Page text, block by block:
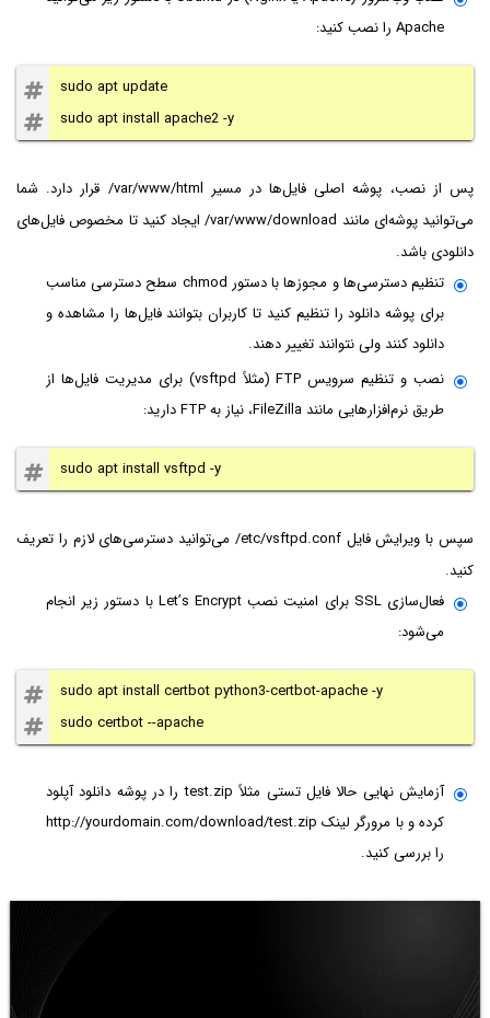
Apache را نصب کنید:
sudo apt update
sudo apt install apache2 -y
پس از نصب، پوشه اصلی فایل‌ها در مسیر /var/www/html قرار دارد. شما
می‌توانید پوشه‌ای مانند /var/www/downloadایجاد کنید تا مخصوص فایل‌های
دانلودی باشد.
تنظیم دسترسی‌ها و مجوزها با دستور chmod سطح دسترسی مناسب
برای پوشه دانلود را تنظیم کنید تا کاربران بتوانند فایل‌ها را مشاهده و
دانلود کنند ولی نتوانند تغییر دهند.
نصب و تنظیم سرویس FTP (مثلاً vsftpd) برای مدیریت فایل‌ها از
طریق نرم‌افزارهایی مانند FileZilla، نیاز به FTP دارید:
sudo apt install vsftpd -y
سپس با ویرایش فایل/etc/vsftpd.conf می‌توانید دسترسی‌های لازم را تعریف
کنید.
فعال‌سازی SSL برای امنیت نصب Let’s Encrypt با دستور زیر انجام
می‌شود:
sudo apt install certbot python3-certbot-apache -y
sudo certbot --apache
آزمایش نهایی حالا فایل تستی مثلاً test.zip را در پوشه دانلود آپلود
کرده و با مرورگر لینک http://yourdomain.com/download/test.zip
را بررسی کنید.